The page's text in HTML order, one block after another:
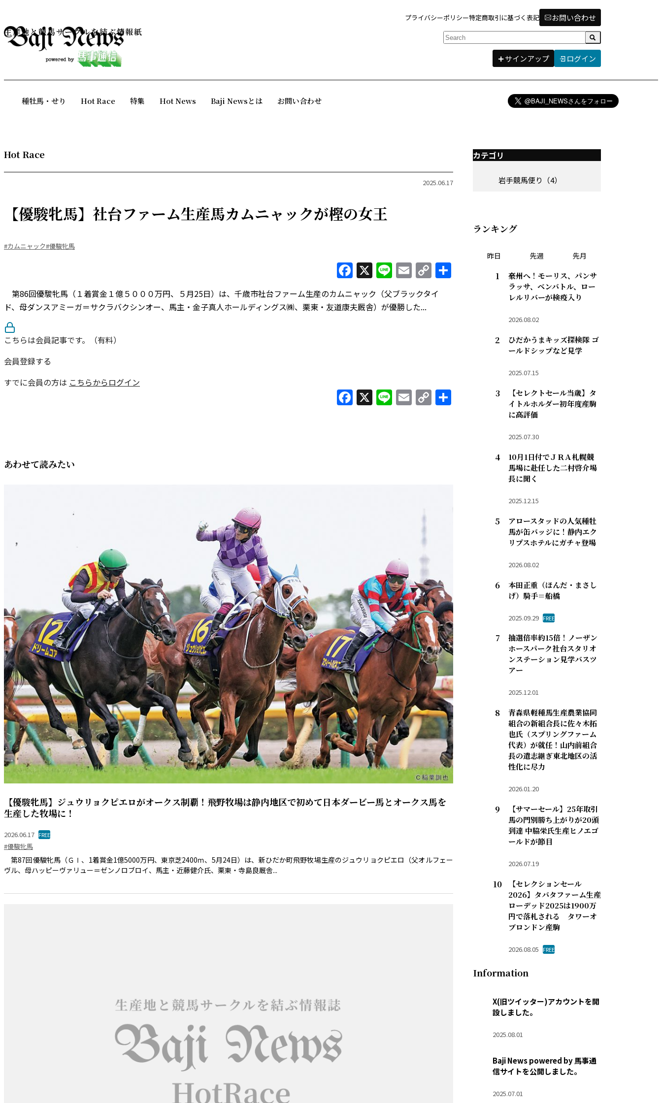
プライバシーポリシー特定商取引に基づく表記 お問い合わせ
生産地と競馬サークルを結ぶ情報紙
サインアップ ログイン
種牡馬・せり Hot Race 特集 Hot News Baji Newsとは お問い合わせ
Hot Race
2025.06.17
【優駿牝馬】社台ファーム生産馬カムニャックが樫の女王
#カムニャック#優駿牝馬
Facebook
X LineEmail
Copy
Link
第86回優駿牝馬（１着賞金１億５０００万円、５月25日）は、千歳市社台ファーム生産のカムニャック（父ブラックタイ
ド、母ダンスアミーガ＝サクラバクシンオー、馬主・金子真人ホールディングス㈱、栗東・友道康夫厩舎）が優勝した...
こちらは会員記事です。（有料）
会員登録する
すでに会員の方は こちらからログイン
Facebook
X LineEmail
Copy
あわせて読みたい
【優駿牝馬】ジュウリョクピエロがオークス制覇！飛野牧場は静内地区で初めて日本ダービー馬とオークス馬を
生産した牧場に！
2026.06.17 FREE
#優駿牝馬
第87回優駿牝馬（ＧⅠ、1着賞金1億5000万円、東京芝2400ｍ、5月24日）は、新ひだか町飛野牧場生産のジュウリョクピエロ（父オルフェー
ヴル、母ハッピーヴァリュー＝ゼンノロブロイ、馬主・近藤健介氏、栗東・寺島良厩舎...
カテゴリ
岩手競馬便り（4）
ランキング
昨日 先週 先月
豪州へ！モーリス、パンサ
ラッサ、ベンバトル、ロー
レルリバーが検疫入り
2026.08.02
ひだかうまキッズ探検隊 ゴ
ールドシップなど見学
2025.07.15
【セレクトセール当歳】タ
イトルホルダー初年度産駒
に高評価
2025.07.30
10月1日付でＪＲＡ札幌競
馬場に赴任した二村啓介場
長に聞く
2025.12.15
アロースタッドの人気種牡
馬が缶バッジに！静内エク
リプスホテルにガチャ登場
2026.08.02
本田正重（ほんだ・まさし
げ）騎手＝船橋
2025.09.29 FREE
抽選倍率約15倍！ノーザン
ホースパーク社台スタリオ
ンステーション見学バスツ
アー
2025.12.01
青森県軽種馬生産農業協同
組合の新組合長に佐々木拓
也氏（スプリングファーム
代表）が就任！山内前組合
長の遺志継ぎ東北地区の活
性化に尽力
2026.01.20
【サマーセール】25年取引
馬の門別勝ち上がりが20頭
到達 中脇栄氏生産ヒノエゴ
ールドが節目
2026.07.19
【セレクションセール
2026】タバタファーム生産
ローデッド2025は1900万
円で落札される タワーオ
ブロンドン産駒
2026.08.05 FREE
Information
X(旧ツイッター)アカウントを開
設しました。
2025.08.01
Baji News powered by 馬事通
信サイトを公開しました。
2025.07.01